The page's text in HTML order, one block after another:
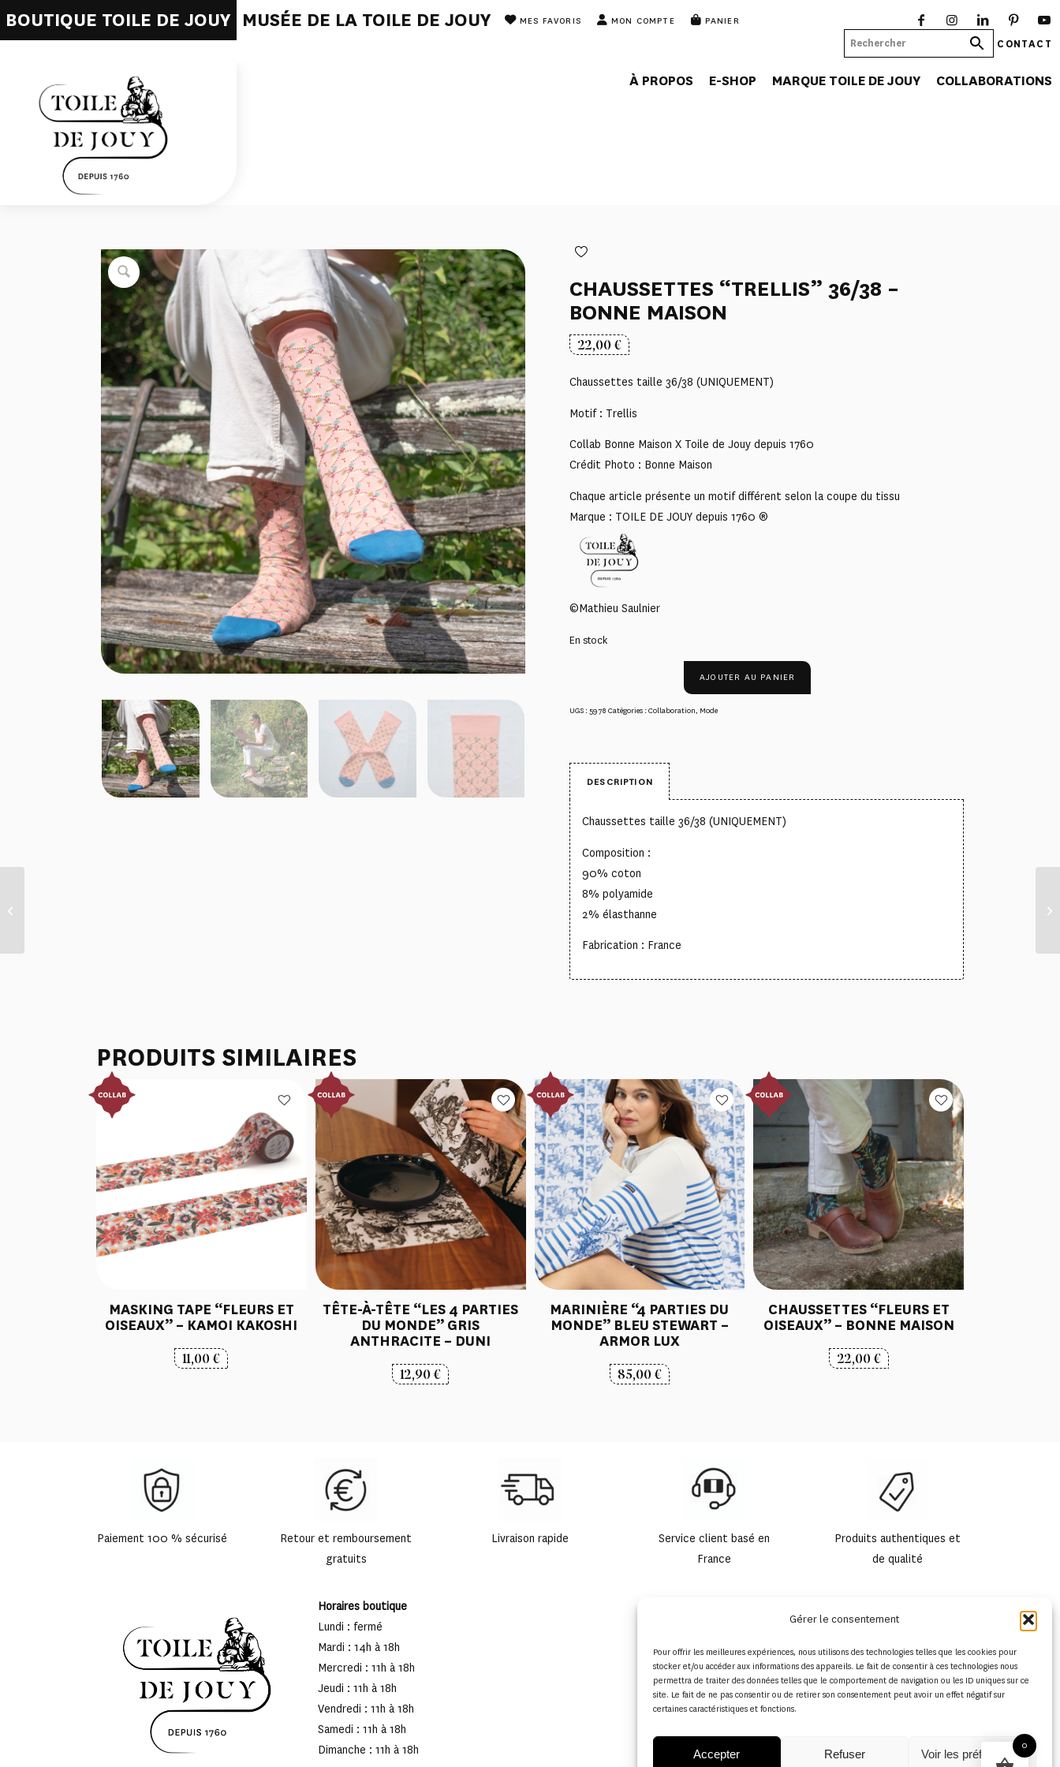
Gérer le consentement
Pour offrir les meilleures expériences, nous utilisons des technologies telles que les cookies pour
stocker et/ou accéder aux informations des appareils. Le fait de consentir à ces technologies nous
permettra de traiter des données telles que le comportement de navigation ou les ID uniques sur ce
site. Le fait de ne pas consentir ou de retirer son consentement peut avoir un effet négatif sur
certaines caractéristiques et fonctions.
Accepter Refuser Voir les préférences
BOUTIQUE TOILE DE JOUY MUSÉE DE LA TOILE DE JOUY MES FAVORIS MON COMPTE PANIER
CONTACT
À PROPOS E-SHOP MARQUE TOILE DE JOUY COLLABORATIONS
CHAUSSETTES “TRELLIS” 36/38 –
BONNE MAISON
22,00€
Chaussettes taille 36/38 (UNIQUEMENT)
Motif : Trellis
Collab Bonne Maison X Toile de Jouy depuis 1760
Crédit Photo : Bonne Maison
Chaque article présente un motif différent selon la coupe du tissu
Marque : TOILE DE JOUY depuis 1760 ®
©Mathieu Saulnier
En stock
AJOUTER AU PANIER
UGS : 5978 Catégories :Collaboration, Mode
DESCRIPTION
Chaussettes taille 36/38 (UNIQUEMENT)
Composition :
90% coton
8% polyamide
2% élasthanne
Fabrication : France
PRODUITS SIMILAIRES
MASKING TAPE “FLEURS ET
OISEAUX” – KAMOI KAKOSHI
11,00€
TÊTE-À-TÊTE “LES 4 PARTIES
DU MONDE” GRIS
ANTHRACITE – DUNI
12,90€
MARINIÈRE “4 PARTIES DU
MONDE” BLEU STEWART –
ARMOR LUX
85,00€
CHAUSSETTES “FLEURS ET
OISEAUX” – BONNE MAISON
22,00€
Paiement 100 % sécurisé
Retour et remboursement
gratuits
Livraison rapide
Service client basé en
France
Produits authentiques et
de qualité
Horaires boutique
Lundi : fermé
Mardi : 14h à 18h
Mercredi : 11h à 18h
Jeudi : 11h à 18h
Vendredi : 11h à 18h
Samedi : 11h à 18h
Dimanche : 11h à 18h
0